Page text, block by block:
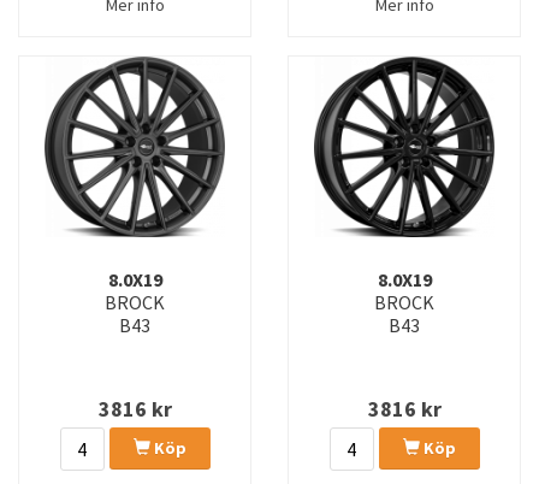
Mer info Mer info
8.0X19
BROCK
B43
3816 kr
Köp
8.0X19
BROCK
B43
3816 kr
Köp